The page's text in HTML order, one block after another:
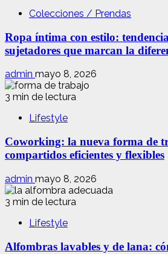
Madrid
Colecciones / Prendas
Ropa íntima con estilo:
sujetadores que marcan la
admin mayo 8, 2026
3 min de lectura
Lifestyle
Coworking: la nueva forma de
compartidos eficientes y flexibles
admin mayo 8, 2026
3 min de lectura
Lifestyle
Alfombras lavables y de lana: